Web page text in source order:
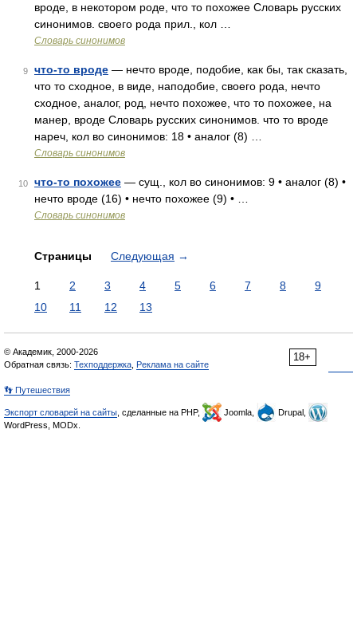
вроде, в некотором роде, что то похожее Словарь русских
синонимов. своего рода прил., кол …
Словарь синонимов
9 что-то вроде — нечто вроде, подобие, как бы, так сказать,
что то сходное, в виде, наподобие, своего рода, нечто
сходное, аналог, род, нечто похожее, что то похожее, на
манер, вроде Словарь русских синонимов. что то вроде
нареч, кол во синонимов: 18 • аналог (8) …
Словарь синонимов
10 что-то похожее — сущ., кол во синонимов: 9 • аналог (8) •
нечто вроде (16) • нечто похожее (9) • …
Словарь синонимов
Страницы Следующая →
1 2 3 4 5 6 7 8
9
10
11 12 13
18+
© Академик, 2000-2026
Обратная связь: Техподдержка Реклама на сайте
👣 Путешествия
Экспорт словарей на сайты , сделанные на PHP, Joomla,
Drupal,
WordPress, MODx.